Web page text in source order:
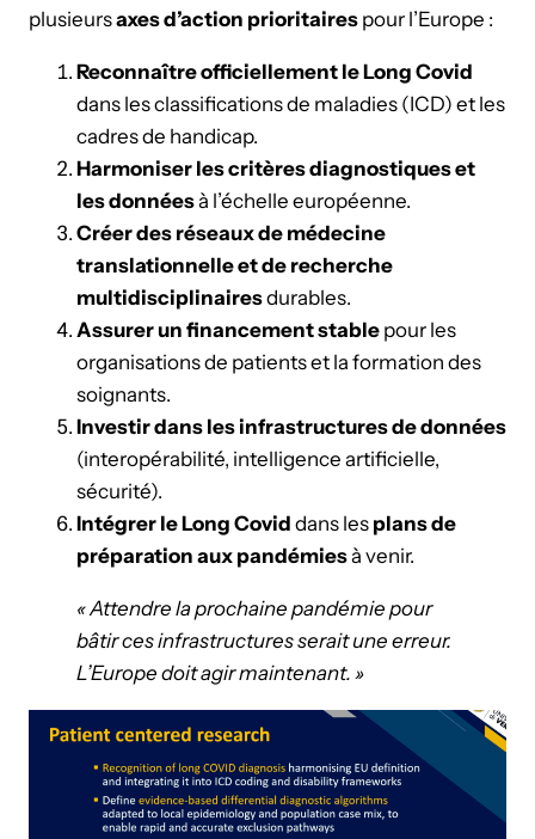
plusieursaxes d’action prioritaires pour l’Europe :
Reconnaître officiellement le Long Covid
dans les classifications de maladies (ICD) et les
cadres de handicap.
Harmoniser les critères diagnostiques et
les donnéesà l’échelle européenne.
Créer des réseaux de médecine
translationnelle et de recherche
multidisciplinairesdurables.
Assurer un financement stable pour les
organisations de patients et la formation des
soignants.
Investir dans les infrastructures de données
(interopérabilité, intelligence artificielle,
sécurité).
Intégrer le Long Covid dans les plans de
préparation aux pandémiesà venir.
« Attendre la prochaine pandémie pour
bâtir ces infrastructures serait une erreur.
L’Europe doit agir maintenant. »